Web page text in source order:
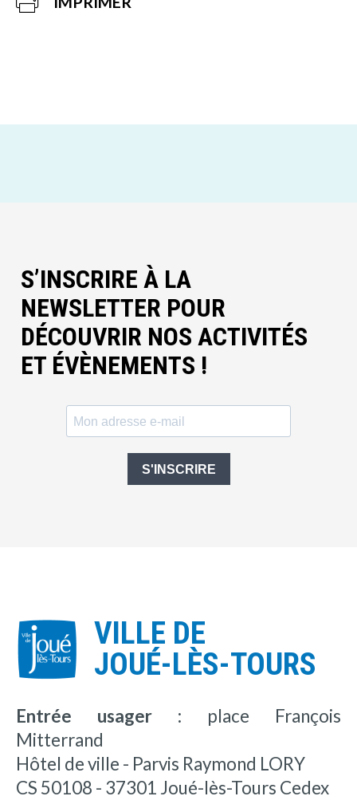
S’INSCRIRE À LA
NEWSLETTER POUR
DÉCOUVRIR NOS ACTIVITÉS
ET ÉVÈNEMENTS !
S'INSCRIRE
VILLE DE
JOUÉ-LÈS-TOURS
Entrée usager : place François
Mitterrand
Hôtel de ville - Parvis Raymond LORY
CS 50108 - 37301 Joué-lès-Tours Cedex